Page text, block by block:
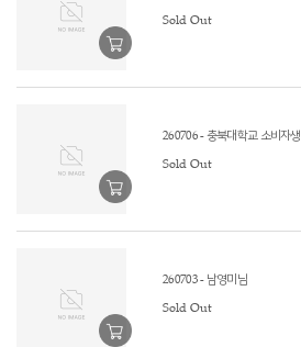
Sold Out
260706 - 충북대학교 소비자
Sold Out
260703 - 남영미님
Sold Out